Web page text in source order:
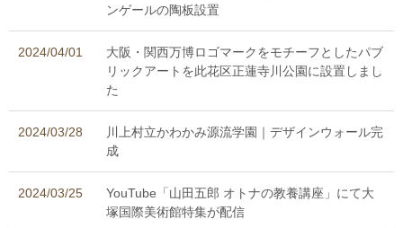
ンゲールの陶板設置
2024/04/01
大阪・関西万博ロゴマークをモチーフとしたパブ
リックアートを此花区正蓮寺川公園に設置しまし
た
2024/03/28
川上村立かわかみ源流学園｜デザインウォール完
成
2024/03/25
YouTube「山田五郎 オトナの教養講座」にて大
塚国際美術館特集が配信